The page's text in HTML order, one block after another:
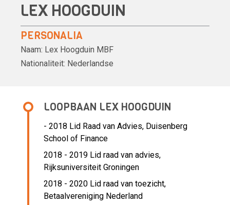
LEX HOOGDUIN
PERSONALIA
Naam: Lex Hoogduin MBF
Nationaliteit: Nederlandse
LOOPBAAN LEX HOOGDUIN
- 2018 Lid Raad van Advies, Duisenberg
School of Finance
2018 - 2019 Lid raad van advies,
Rijksuniversiteit Groningen
2018 - 2020 Lid raad van toezicht,
Betaalvereniging Nederland